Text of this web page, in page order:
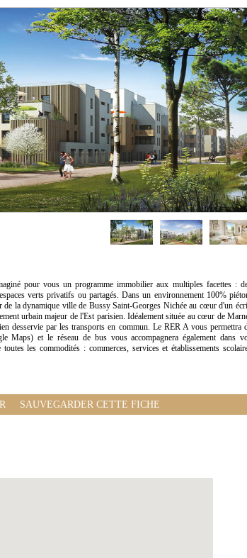
pour vous un programme immobilier aux multiples facettes :
verts privatifs ou partagés. Dans un environnement 100%
la dynamique ville de Bussy Saint-Georges Nichée au cœur d'un
urbain majeur de l'Est parisien. Idéalement située au cœur de
desservie par les transports en commun. Le RER A vous permettra
et le réseau de bus vous accompagnera également dans
les commodités : commerces, services et établissements
SAUVEGARDER CETTE FICHE